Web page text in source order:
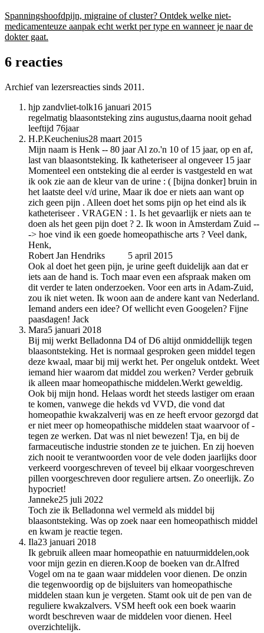
Spanningshoofdpijn, migraine of cluster? Ontdek welke niet-
medicamenteuze aanpak echt werkt per type en wanneer je naar de
dokter gaat.
6 reacties
Archief van lezersreacties sinds 2011.
hjp zandvliet-tolk16 januari 2015
regelmatig blaasontsteking zins augustus,daarna nooit gehad
leeftijd 76jaar
H.P.Keuchenius28 maart 2015
Mijn naam is Henk -- 80 jaar Al zo.'n 10 of 15 jaar, op en af,
last van blaasontsteking. Ik katheteriseer al ongeveer 15 jaar
Momenteel een ontsteking die al eerder is vastgesteld en wat
ik ook zie aan de kleur van de urine : ( [bijna donker] bruin in
het laatste deel v/d urine, Maar ik doe er niets aan want op
zich geen pijn . Alleen doet het soms pijn op het eind als ik
katheteriseer . VRAGEN : 1. Is het gevaarlijk er niets aan te
doen als het geen pijn doet ? 2. Ik woon in Amsterdam Zuid --
-> hoe vind ik een goede homeopathische arts ? Veel dank,
Henk,
Robert Jan Hendriks
5 april 2015
Ook al doet het geen pijn, je urine geeft duidelijk aan dat er
iets aan de hand is. Toch maar even een afspraak maken om
dit verder te laten onderzoeken. Voor een arts in Adam-Zuid,
zou ik niet weten. Ik woon aan de andere kant van Nederland.
Iemand anders een idee? Of wellicht even Googelen? Fijne
paasdagen! Jack
Mara5 januari 2018
Bij mij werkt Belladonna D4 of D6 altijd onmiddellijk tegen
blaasontsteking. Het is normaal gesproken geen middel tegen
deze kwaal, maar bij mij werkt het. Per ongeluk ontdekt. Weet
iemand hier waarom dat middel zou werken? Verder gebruik
ik alleen maar homeopathische middelen.Werkt geweldig.
Ook bij mijn hond. Helaas wordt het steeds lastiger om eraan
te komen, vanwege die hekds vd VVD, die vond dat
homeopathie kwakzalverij was en ze heeft ervoor gezorgd dat
er niet meer op homeopathische middelen staat waarvoor of -
tegen ze werken. Dat was nl niet bewezen! Tja, en bij de
farmaceutische industrie stonden ze te juichen. En zij hoeven
zich nooit te verantwoorden voor de vele doden jaarlijks door
verkeerd voorgeschreven of teveel bij elkaar voorgeschreven
pillen voorgeschreven door reguliere artsen. Zo oneerlijk. Zo
hypocriet!
Janneke25 juli 2022
Toch zie ik Belladonna wel vermeld als middel bij
blaasontsteking. Was op zoek naar een homeopathisch middel
en kwam je reactie tegen.
Ila23 januari 2018
Ik gebruik alleen maar homeopathie en natuurmiddelen,ook
voor mijn gezin en dieren.Koop de boeken van dr.Alfred
Vogel om na te gaan waar middelen voor dienen. De onzin
die tegenwoordig op de bijsluiters van homeopathische
middelen staan kun je vergeten. Stamt ook uit de pen van de
reguliere kwakzalvers. VSM heeft ook een boek waarin
wordt beschreven waar de middelen voor dienen. Heel
overzichtelijk.